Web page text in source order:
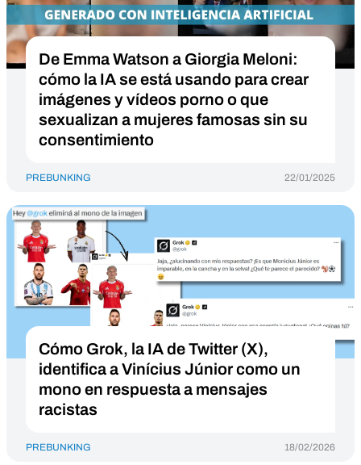
De Emma Watson a Giorgia Meloni:
cómo la IA se está usando para crear
imágenes y vídeos porno o que
sexualizan a mujeres famosas sin su
consentimiento
PREBUNKING 22/01/2025
Cómo Grok, la IA de Twitter (X),
identifica a Vinícius Júnior como un
mono en respuesta a mensajes
racistas
PREBUNKING 18/02/2026